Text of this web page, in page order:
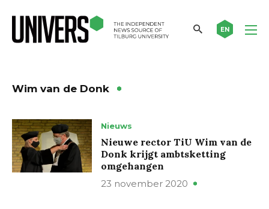
EN
Wim van de Donk
Nieuws
Nieuwe rector TiU Wim van de
Donk krijgt ambtsketting
omgehangen
23 november 2020